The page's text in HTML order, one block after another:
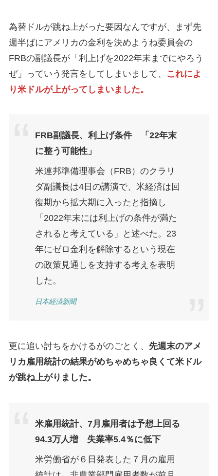
為替ドルが跳ね上がった要因なんですが、まず先
週半ばにアメリカの金利を決めようね委員会の
FRBの副議長が「利上げを2022年末までにやろう
ぜ」っていう発言をしてしまいまして、
これによ
り米ドルが上がってしまいました。
FRB副議長、利上げ条件 「22年末
に整う可能性」
米連邦準備理事会（FRB）のクラリ
ダ副議長は4日の講演で、米経済は回
復期から拡大期に入ったと指摘し
「2022年末には利上げの条件が満た
されると考えている」と述べた。23
年にゼロ金利を解除するという現在
の政策見通しを支持する考えを表明
した。
日本経済新聞
更に追い討ちをかけるがのごとく、 先週末のアメ
リカ雇用統計の結果がめちゃめちゃ良くて米ドル
が跳ね上がりました。
米雇用統計、7月雇用者は予想上回る
94.3万人増 失業率5.4％に低下
米労働省が６日発表した７月の雇用